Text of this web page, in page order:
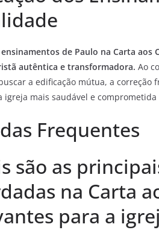
de Paulo na Carta
autêntica e transformadora. Ao
a edificação mútua, a
igreja mais saudável e
Frequentes
são as
na Carta
para a